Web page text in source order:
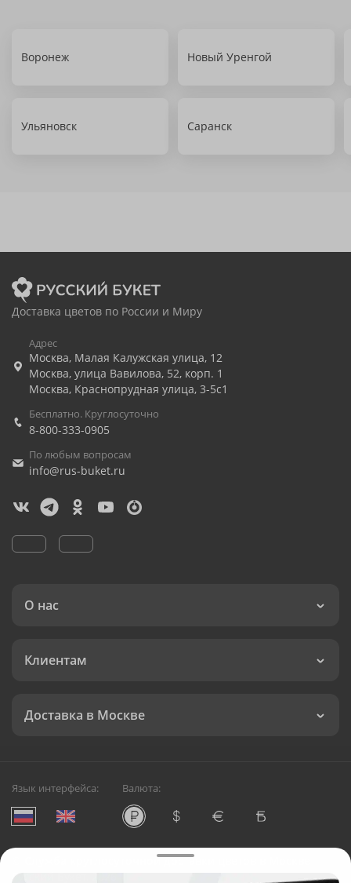
Воронеж Новый Уренгой
Ульяновск Саранск
Доставка цветов по России и Миру
Адрес
Москва, Малая Калужская улица, 12
Москва, улица Вавилова, 52, корп. 1
Москва, Краснопрудная улица, 3-5с1
Бесплатно. Круглосуточно
8-800-333-0905
По любым вопросам
info@rus-buket.ru
О нас
Клиентам
Доставка в Москве
Язык интерфейса: Валюта:
Служба круглосуточной доставки цветов в Москве
Русский Букет, 2026